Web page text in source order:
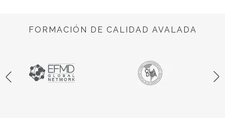
FORMACIÓN DE CALIDAD AVALADA